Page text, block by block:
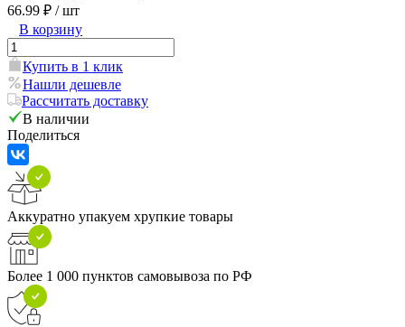
66.99 ₽ / шт
В корзину
Купить в 1 клик
Нашли дешевле
Рассчитать доставку
В наличии
Поделиться
Аккуратно упакуем хрупкие товары
Более 1 000 пунктов самовывоза по РФ